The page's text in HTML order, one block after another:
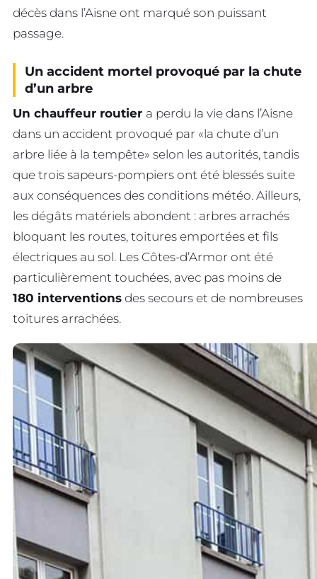
décès dans l’Aisne ont marqué son puissant
passage.
Un accident mortel provoqué par la chute
d’un arbre
Un chauffeur routier a perdu la vie dans l’Aisne
dans un accident provoqué par «la chute d’un
arbre liée à la tempête» selon les autorités, tandis
que trois sapeurs-pompiers ont été blessés suite
aux conséquences des conditions météo. Ailleurs,
les dégâts matériels abondent : arbres arrachés
bloquant les routes, toitures emportées et fils
électriques au sol. Les Côtes-d’Armor ont été
particulièrement touchées, avec pas moins de
180 interventions des secours et de nombreuses
toitures arrachées.